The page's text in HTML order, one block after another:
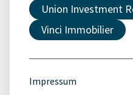
Union Investment
Vinci Immobilier
Impressum